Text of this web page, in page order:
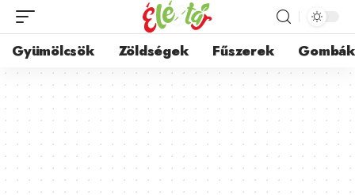
Gyümölcsök Zöldségek Fűszerek Gombák